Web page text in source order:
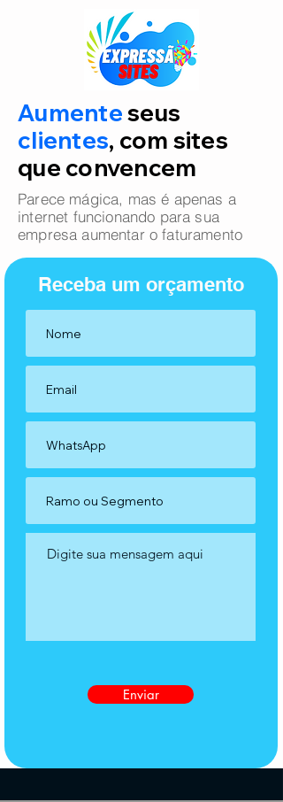
Aumenteseus
clientes, com sites
que convencem
Parece mágica, mas é apenas a
internet funcionando para sua
empresa aumentar o faturamento
Receba um orçamento
Enviar